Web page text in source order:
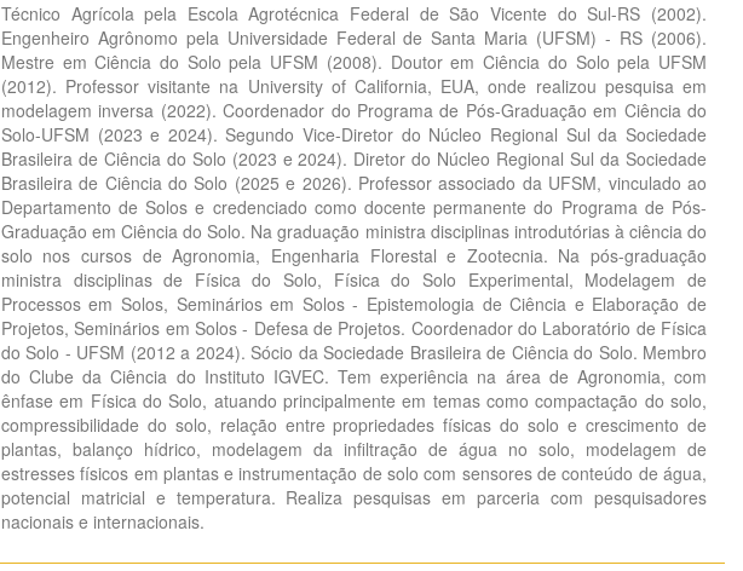
Técnico Agrícola pela Escola Agrotécnica Federal de São Vicente do Sul-RS (2002).
Engenheiro Agrônomo pela Universidade Federal de Santa Maria (UFSM) - RS (2006).
Mestre em Ciência do Solo pela UFSM (2008). Doutor em Ciência do Solo pela UFSM
(2012). Professor visitante na University of California, EUA, onde realizou pesquisa em
modelagem inversa (2022). Coordenador do Programa de Pós-Graduação em Ciência do
Solo-UFSM (2023 e 2024). Segundo Vice-Diretor do Núcleo Regional Sul da Sociedade
Brasileira de Ciência do Solo (2023 e 2024). Diretor do Núcleo Regional Sul da Sociedade
Brasileira de Ciência do Solo (2025 e 2026). Professor associado da UFSM, vinculado ao
Departamento de Solos e credenciado como docente permanente do Programa de Pós-
Graduação em Ciência do Solo. Na graduação ministra disciplinas introdutórias à ciência do
solo nos cursos de Agronomia, Engenharia Florestal e Zootecnia. Na pós-graduação
ministra disciplinas de Física do Solo, Física do Solo Experimental, Modelagem de
Processos em Solos, Seminários em Solos - Epistemologia de Ciência e Elaboração de
Projetos, Seminários em Solos - Defesa de Projetos. Coordenador do Laboratório de Física
do Solo - UFSM (2012 a 2024). Sócio da Sociedade Brasileira de Ciência do Solo. Membro
do Clube da Ciência do Instituto IGVEC. Tem experiência na área de Agronomia, com
ênfase em Física do Solo, atuando principalmente em temas como compactação do solo,
compressibilidade do solo, relação entre propriedades físicas do solo e crescimento de
plantas, balanço hídrico, modelagem da infiltração de água no solo, modelagem de
estresses físicos em plantas e instrumentação de solo com sensores de conteúdo de água,
potencial matricial e temperatura. Realiza pesquisas em parceria com pesquisadores
nacionais e internacionais.